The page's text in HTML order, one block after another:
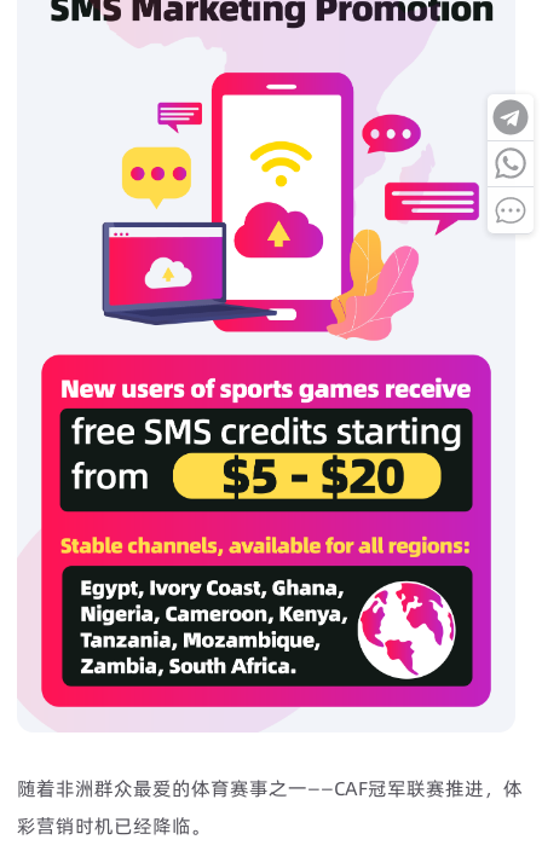
随着非洲群众最爱的体育赛事之一——CAF冠军联赛推进，体
彩营销时机已经降临。